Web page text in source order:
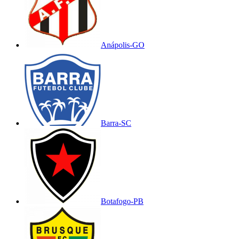
Anápolis-GO
Barra-SC
Botafogo-PB